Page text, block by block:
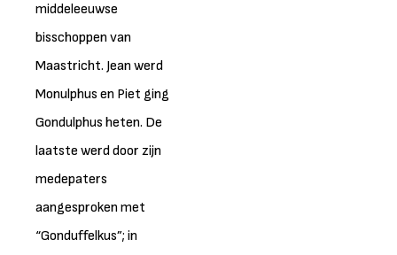
middeleeuwse
bisschoppen van
Maastricht. Jean werd
Monulphus en Piet ging
Gondulphus heten. De
laatste werd door zijn
medepaters
aangesproken met
“Gonduffelkus”; in